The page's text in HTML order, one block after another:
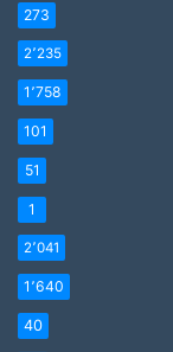
273
2٬235
1٬758
101
51
1
2٬041
1٬640
40